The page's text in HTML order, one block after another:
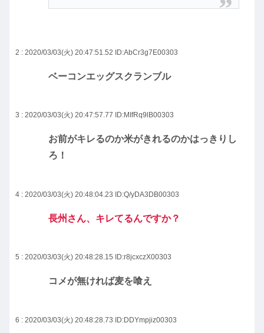
2 : 2020/03/03(火) 20:47:51.52 ID:AbCr3g7E00303
ベーコンエッグスクランブル
3 : 2020/03/03(火) 20:47:57.77 ID:MIfRq9lB00303
お前がキレるのか米がきれるのかはっきりし
ろ！
4 : 2020/03/03(火) 20:48:04.23 ID:Q/yDA3DB00303
長州さん、キレてるんですか？
5 : 2020/03/03(火) 20:48:28.15 ID:r8jcxczX00303
コメが無ければ麦を喰え
6 : 2020/03/03(火) 20:48:28.73 ID:DDYmpjiz00303